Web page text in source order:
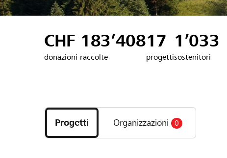
CHF 183’408
donazioni raccolte
17
progetti
1’033
sostenitori
i
progetti
e
Progetti Organizzazioni 0